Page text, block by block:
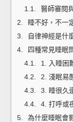
醫師審閱
睡不好，不一
自律神經是什
四種常見睡眠
1. 入睡困
2. 淺眠易
3. 睡很久
4. 打呼或
為什麼睡眠會